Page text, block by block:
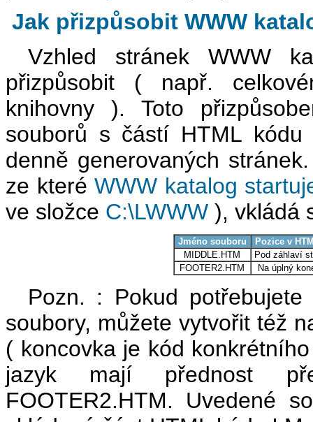
Jak přizpůsobit WWW
Vzhled stránek WWW
přizpůsobit ( např.
knihovny ). Toto
souborů s částí HTML
denně generovaných
ze kteréWWW katalog
ve složce C:\LWWW ), vkládá
Jméno souboru
Pozice v
MIDDLE.HTM
Pod záhlaví
FOOTER2.HTM
Na úplný
Pozn. : Pokud
soubory, můžete vytvořit též
( koncovka je kód
jazyk mají přednost
FOOTER2.HTM. Uvedené